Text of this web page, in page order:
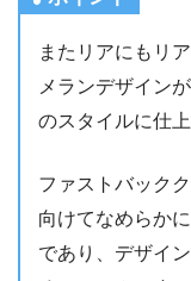
またリアにもリ
メランデザイン
のスタイルに仕
ファストバック
向けてなめらか
であり、デザイ